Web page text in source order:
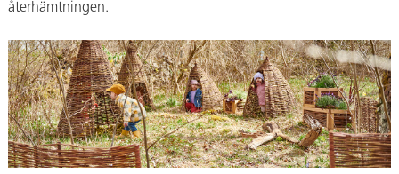
återhämtningen.